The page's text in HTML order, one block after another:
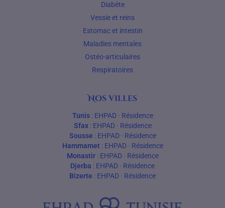
Diabète
Vessie et reins
Estomac et intestin
Maladies mentales
Ostéo-articulaires
Respiratoires
Nos villes
Tunis: EHPAD· Résidence
Sfax: EHPAD· Résidence
Sousse : EHPAD· Résidence
Hammamet: EHPAD· Résidence
Monastir: EHPAD· Résidence
Djerba : EHPAD · Résidence
Bizerte : EHPAD · Résidence